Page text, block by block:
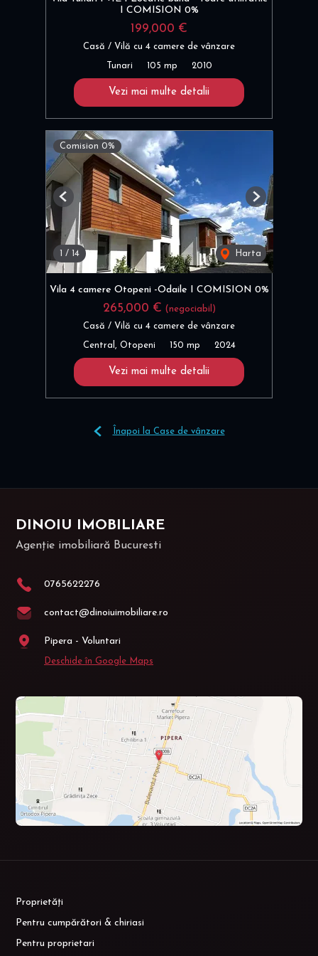
I COMISION 0%
199,000 €
Casă / Vilă cu 4 camere de vânzare
Tunari 105 mp 2010
Vezi mai multe detalii
Comision 0%
1 / 14 Harta
Previous Next
Vila 4 camere Otopeni -Odaile I COMISION 0%
265,000 € (negociabil)
Casă / Vilă cu 4 camere de vânzare
Central, Otopeni 150 mp 2024
Vezi mai multe detalii
Înapoi la Case de vânzare
DINOIU IMOBILIARE
Agenție imobiliară Bucuresti
0765622276
contact@dinoiuimobiliare.ro
Pipera - Voluntari
Deschide în Google Maps
Proprietăți
Pentru cumpărători & chiriasi
Pentru proprietari